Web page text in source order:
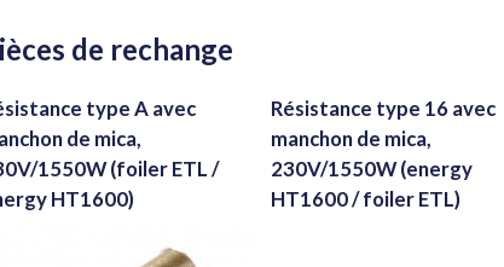
de rechange
type A avec
de mica,
1550W (foiler ETL /
HT1600)
Résistance type 16 avec
manchon de mica,
230V/1550W (energy
HT1600 / foiler ETL)